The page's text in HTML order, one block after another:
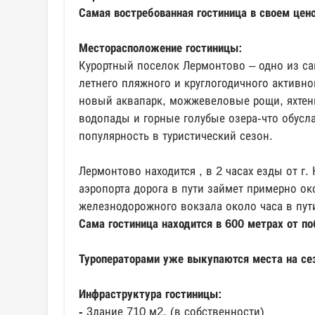
Самая востребованная гостиница в своем
Месторасположение гостиницы:
Курортный поселок Лермонтово – одно из
летнего пляжного и круглогодичного
новый аквапарк, можжевеловые рощи,
водопады и горные голубые озера-что
популярность в туристический сезон.
Лермонтово находится , в 2 часах езды от
аэропорта дорога в пути займет примерно
железнодорожного вокзала около часа в
Сама гостиница находится в 600 метрах от
Туроператорами уже выкупаются места на
Инфраструктура гостиницы:
- Здание 710 м2, (в собственности)